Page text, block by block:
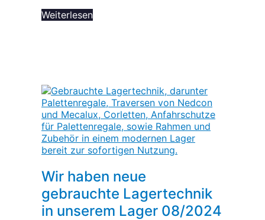
Weiterlesen
Wir haben neue
gebrauchte Lagertechnik
in unserem Lager 08/2024